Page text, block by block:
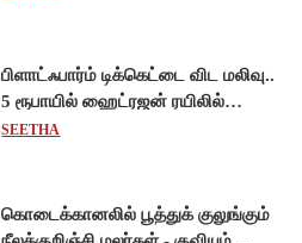
பிளாட்ஃபார்ம் டிக்கெட்டை விட மலிவு..
5 ரூபாயில் ஹைட்ரஜன் ரயிலில்
பயணிக்கலாம்!
SEETHA
கொடைக்கானலில் பூத்துக் குலுங்கும்